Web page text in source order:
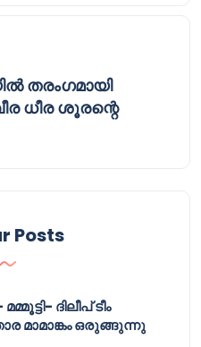
തരംഗമായി
ധീര ശൂരന്റെ
Posts
ദിലീപ് ടീം
മാമാങ്കം ഒരുങ്ങുന്നു